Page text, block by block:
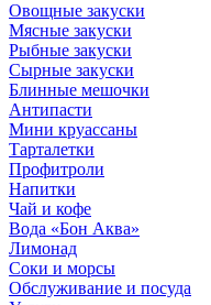
Овощные закуски
Мясные закуски
Рыбные закуски
Сырные закуски
Блинные мешочки
Антипасти
Мини круассаны
Тарталетки
Профитроли
Напитки
Чай и кофе
Вода «Бон Аква»
Лимонад
Соки и морсы
Обслуживание и посуда